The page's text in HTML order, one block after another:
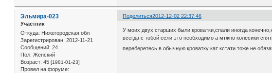
Поделиться2012-12-02 22:37:46
Эльмира-023
Участник
Откуда: Нижегородская обл
Зарегистрирован: 2012-11-21
Сообщений: 24
Пол: Женский
Возраст: 45 [1981-01-23]
Провел на форуме:
У моих двух старших были кроватки,спали иногда
всегда с тобой если это необходимо а мтжно колесики
переберетесь в обычную кроватку кат кстати тоже не